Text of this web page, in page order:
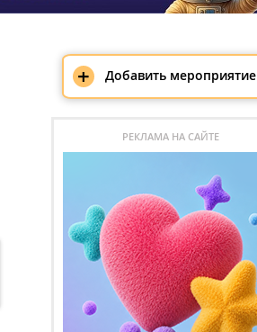
+ Добавить мероприятие
РЕКЛАМА НА САЙТЕ